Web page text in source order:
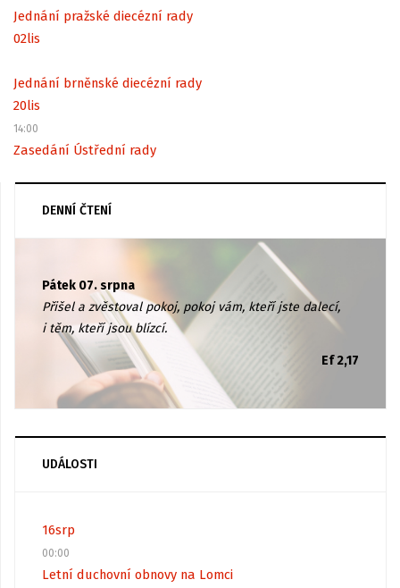
Jednání pražské diecézní rady
02lis
Jednání brněnské diecézní rady
20lis
14:00
Zasedání Ústřední rady
DENNÍ ČTENÍ
Pátek 07. srpna
Přišel a zvěstoval pokoj, pokoj vám, kteří jste dalecí,
i těm, kteří jsou blízcí.
Ef 2,17
UDÁLOSTI
16srp
00:00
Letní duchovní obnovy na Lomci